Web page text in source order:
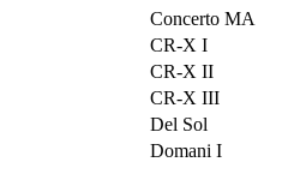
Concerto MA
CR-X I
CR-X II
CR-X III
Del Sol
Domani I